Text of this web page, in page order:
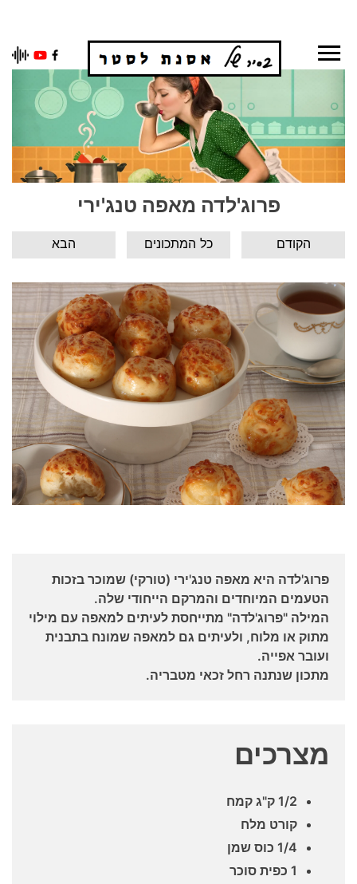
Skip
פרוג'לדה מאפה טנג'ירי
הבא כל המתכונים הקודם
פרוג'לדה היא מאפה טנג'ירי (טורקי) שמוכר בזכות
הטעמים המיוחדים והמרקם הייחודי שלה.
המילה "פרוג'לדה" מתייחסת לעיתים למאפה עם מילוי
מתוק או מלוח, ולעיתים גם למאפה שמונח בתבנית
ועובר אפייה.
מתכון שנתנה רחל זכאי מטבריה.
מצרכים
1/2 ק"ג קמח
קורט מלח
1/4 כוס שמן
1 כפית סוכר